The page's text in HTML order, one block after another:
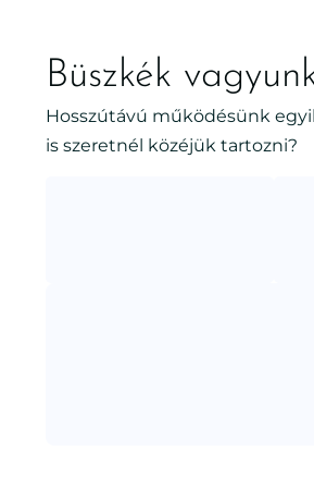
Büszkék
Hosszútávú működésünk
is szeretnél közéjük tartozni?